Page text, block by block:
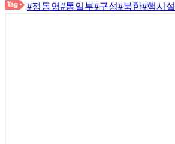
#정동영#통일부#구성#북한#핵시설